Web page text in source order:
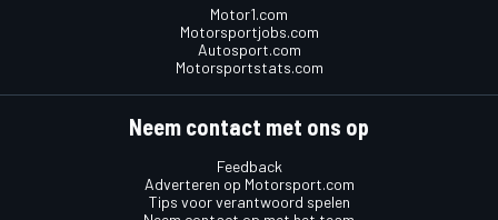
Motor1.com
Motorsportjobs.com
Autosport.com
Motorsportstats.com
Neem contact met ons op
Feedback
Adverteren op Motorsport.com
Tips voor verantwoord spelen